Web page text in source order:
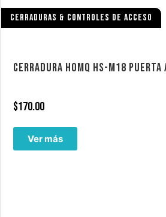
CERRADURAS & CONTROLES DE ACCESO
CERRADURA HOMQ HS-M18
$170.00
Ver más